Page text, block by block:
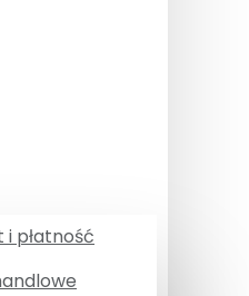
płatność